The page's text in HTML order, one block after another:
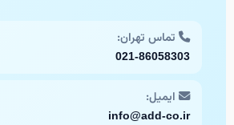
تماس تهران:
021-86058303
ایمیل:
info@add-co.ir